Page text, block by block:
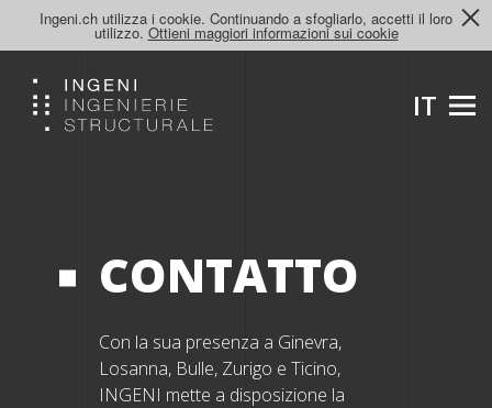
Ingeni.ch utilizza i cookie. Continuando a sfogliarlo, accetti il loro
utilizzo. Ottieni maggiori informazioni sui cookie
IT
CONTATTO
Con la sua presenza a Ginevra,
Losanna, Bulle, Zurigo e Ticino,
INGENI mette a disposizione la